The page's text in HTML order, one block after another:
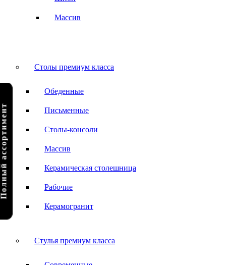
Массив
Столы премиум класса
Обеденные
Письменные
Столы-консоли
Массив
Керамическая столешница
Рабочие
Керамогранит
Стулья премиум класса